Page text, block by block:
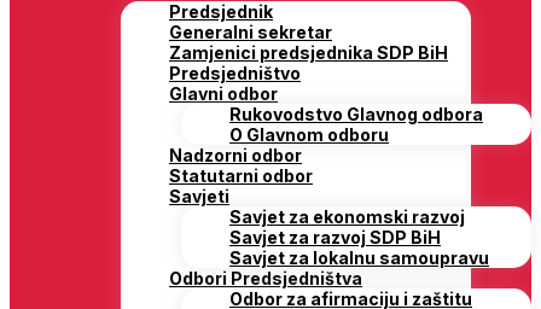
Predsjednik
Generalni sekretar
Zamjenici predsjednika SDP BiH
Predsjedništvo
Glavni odbor
Rukovodstvo Glavnog odbora
O Glavnom odboru
Nadzorni odbor
Statutarni odbor
Savjeti
Savjet za ekonomski razvoj
Savjet za razvoj SDP BiH
Savjet za lokalnu samoupravu
Odbori Predsjedništva
Odbor za afirmaciju i zaštitu